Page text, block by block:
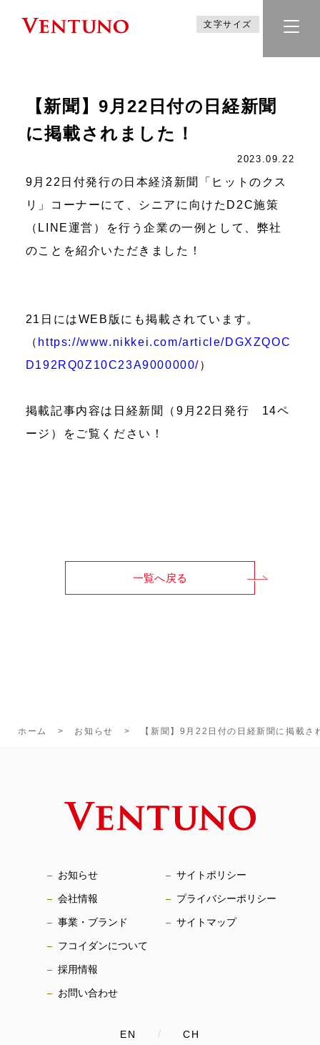
文字サイズ
【新聞】9月22日付の日経新聞
に掲載されました！
2023.09.22
9月22日付発行の日本経済新聞「ヒットのクス
リ」コーナーにて、シニアに向けたD2C施策
（LINE運営）を行う企業の一例として、弊社
のことを紹介いただきました！
21日にはWEB版にも掲載されています。
（ https://www.nikkei.com/article/DGXZQOC
D192RQ0Z10C23A9000000/）
掲載記事内容は日経新聞（9月22日発行 14ペ
ージ）をご覧ください！
一覧へ戻る
ホーム お知らせ 【新聞】9月22日付の日経新聞に掲載さ
お知らせ
会社情報
事業・ブランド
フコイダンについて
採用情報
お問い合わせ
サイトポリシー
プライバシーポリシー
サイトマップ
EN / CH